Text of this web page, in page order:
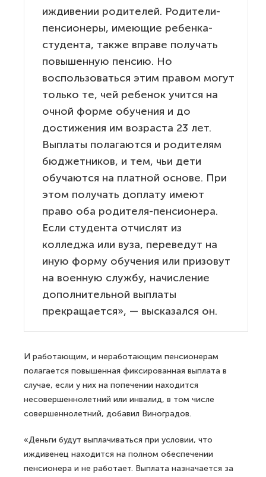
иждивении родителей. Родители-
пенсионеры, имеющие ребенка-
студента, также вправе получать
повышенную пенсию. Но
воспользоваться этим правом могут
только те, чей ребенок учится на
очной форме обучения и до
достижения им возраста 23 лет.
Выплаты полагаются и родителям
бюджетников, и тем, чьи дети
обучаются на платной основе. При
этом получать доплату имеют
право оба родителя-пенсионера.
Если студента отчислят из
колледжа или вуза, переведут на
иную форму обучения или призовут
на военную службу, начисление
дополнительной выплаты
прекращается», — высказался он.
И работающим, и неработающим пенсионерам
полагается повышенная фиксированная выплата в
случае, если у них на попечении находится
несовершеннолетний или инвалид, в том числе
совершеннолетний, добавил Виноградов.
«Деньги будут выплачиваться при условии, что
иждивенец находится на полном обеспечении
пенсионера и не работает. Выплата назначается за